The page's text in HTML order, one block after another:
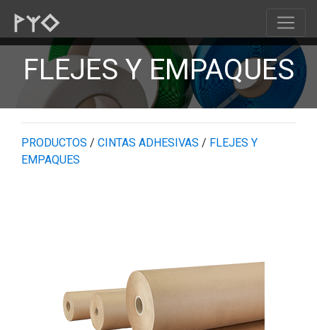
FLEJES Y EMPAQUES
PRODUCTOS / CINTAS ADHESIVAS / FLEJES Y
EMPAQUES